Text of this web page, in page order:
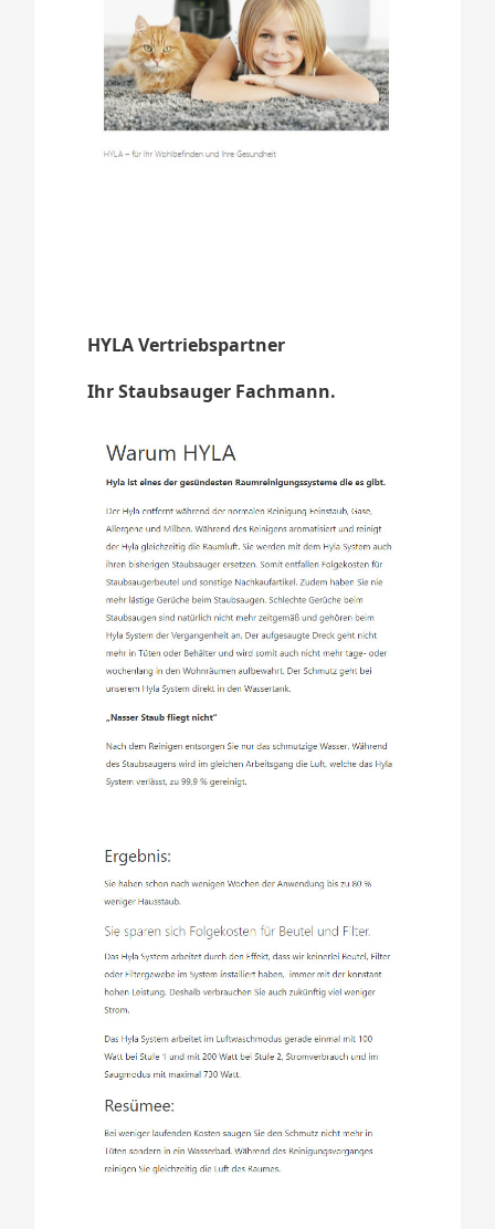
HYLA Vertriebspartner
Ihr Staubsauger Fachmann.